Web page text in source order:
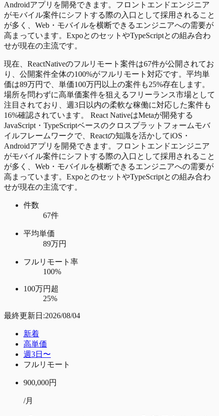
Androidアプリを開発できます。フロントエンドエンジニア
がモバイル案件にシフトする際の入口として採用されること
が多く、Web・モバイルを横断できるエンジニアへの需要が
高まっています。ExpoとのセットやTypeScriptとの組み合わ
せが現在の主流です。
現在、ReactNativeのフルリモート案件は67件が公開されてお
り、公開案件全体の100%がフルリモート対応です。平均単
価は89万円で、単価100万円以上の案件も25%存在します。
場所を問わずに高単価案件を狙えるフリーランス市場として
注目されており、週3日以内の柔軟な稼働に対応した案件も
16%確認されています。 React NativeはMetaが開発する
JavaScript・TypeScriptベースのクロスプラットフォームモバ
イルフレームワークで、Reactの知識を活かしてiOS・
Androidアプリを開発できます。フロントエンドエンジニア
がモバイル案件にシフトする際の入口として採用されること
が多く、Web・モバイルを横断できるエンジニアへの需要が
高まっています。ExpoとのセットやTypeScriptとの組み合わ
せが現在の主流です。
件数
67件
平均単価
89万円
フルリモート率
100%
100万円超
25%
最終更新日:2026/08/04
新着
高単価
週3日〜
フルリモート
900,000円
/月